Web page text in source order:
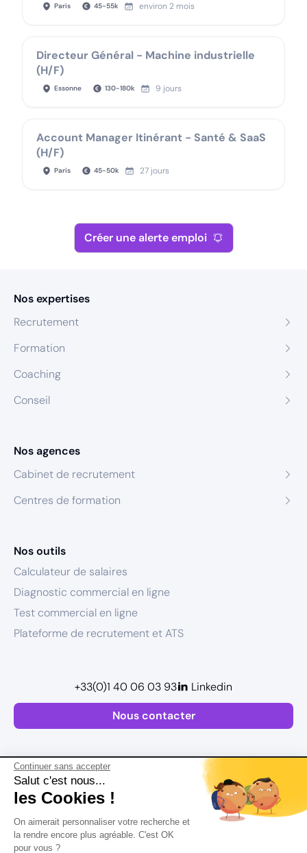
Continuer sans accepter
Salut c'est nous...
les Cookies !
On aimerait personnaliser votre recherche et
la rendre encore plus agréable. C'est OK
pour vous ?
Paris 45-55k environ 2 mois
Directeur Général - Machine industrielle
(H/F)
Essonne 130-180k 9 jours
Account Manager Itinérant - Santé & SaaS
(H/F)
Paris 45-50k 27 jours
Créer une alerte emploi
Nos expertises
Recrutement
Formation
Coaching
Conseil
Nos agences
Cabinet de recrutement
Centres de formation
Nos outils
Calculateur de salaires
Diagnostic commercial en ligne
Test commercial en ligne
Plateforme de recrutement et ATS
Nous contacter
+33(0)1 40 06 03 93 Linkedin
Plan de site
Mentions légales